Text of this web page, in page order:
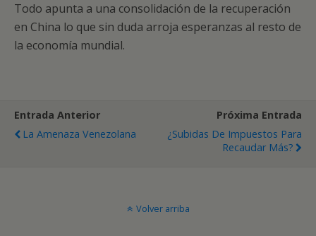
Todo apunta a una consolidación de la recuperación
en China lo que sin duda arroja esperanzas al resto de
la economía mundial.
Entrada Anterior
La Amenaza Venezolana
Próxima Entrada
¿Subidas De Impuestos Para
Recaudar Más?
Volver arriba